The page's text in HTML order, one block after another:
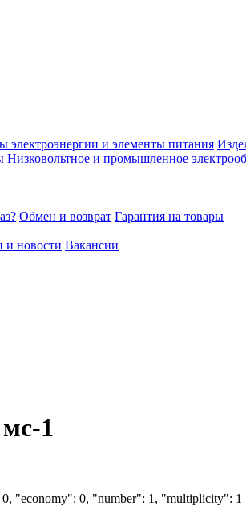
электроэнергии и элементы питания
Низковольтное и промышленное
Обмен и возврат Гарантия на товары
и новости Вакансии
1
"economy": 0, "number": 1, "multiplicity": 1